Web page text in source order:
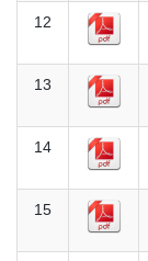
12
13
14
15